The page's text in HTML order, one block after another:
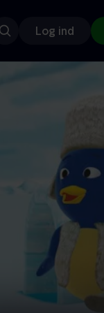
Log ind